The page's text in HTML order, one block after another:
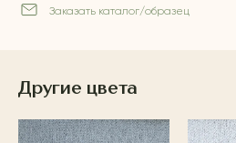
Заказать каталог/образец
Другие цвета